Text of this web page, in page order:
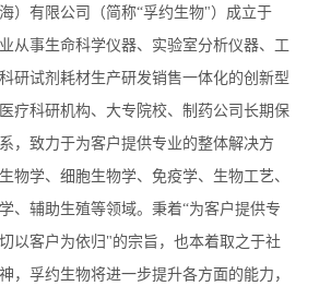
离心机
心机
离心机
离心机
）有限公司（简称“孚约生物"）成立于
从事生命科学仪器、实验室分析仪器、工
研试剂耗材生产研发销售一体化的创新型
疗科研机构、大专院校、制药公司长期保
，致力于为客户提供专业的整体解决方
物学、细胞生物学、免疫学、生物工艺、
、辅助生殖等领域。秉着“为客户提供专
以客户为依归"的宗旨，也本着取之于社
，孚约生物将进一步提升各方面的能力，